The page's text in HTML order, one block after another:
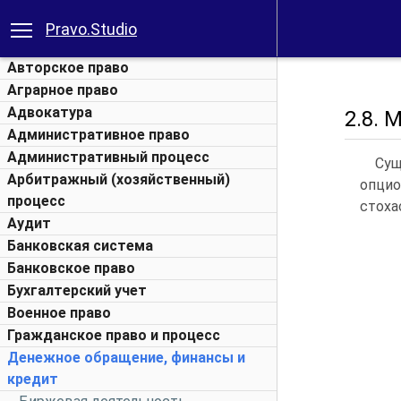
Pravo.Studio
Авторское право
Аграрное право
Адвокатура
Административное право
Административный процесс
Арбитражный (хозяйственный)
процесс
Аудит
Банковская система
Банковское право
Бухгалтерский учет
Военное право
Гражданское право и процесс
Денежное обращение, финансы и
кредит
2.8.